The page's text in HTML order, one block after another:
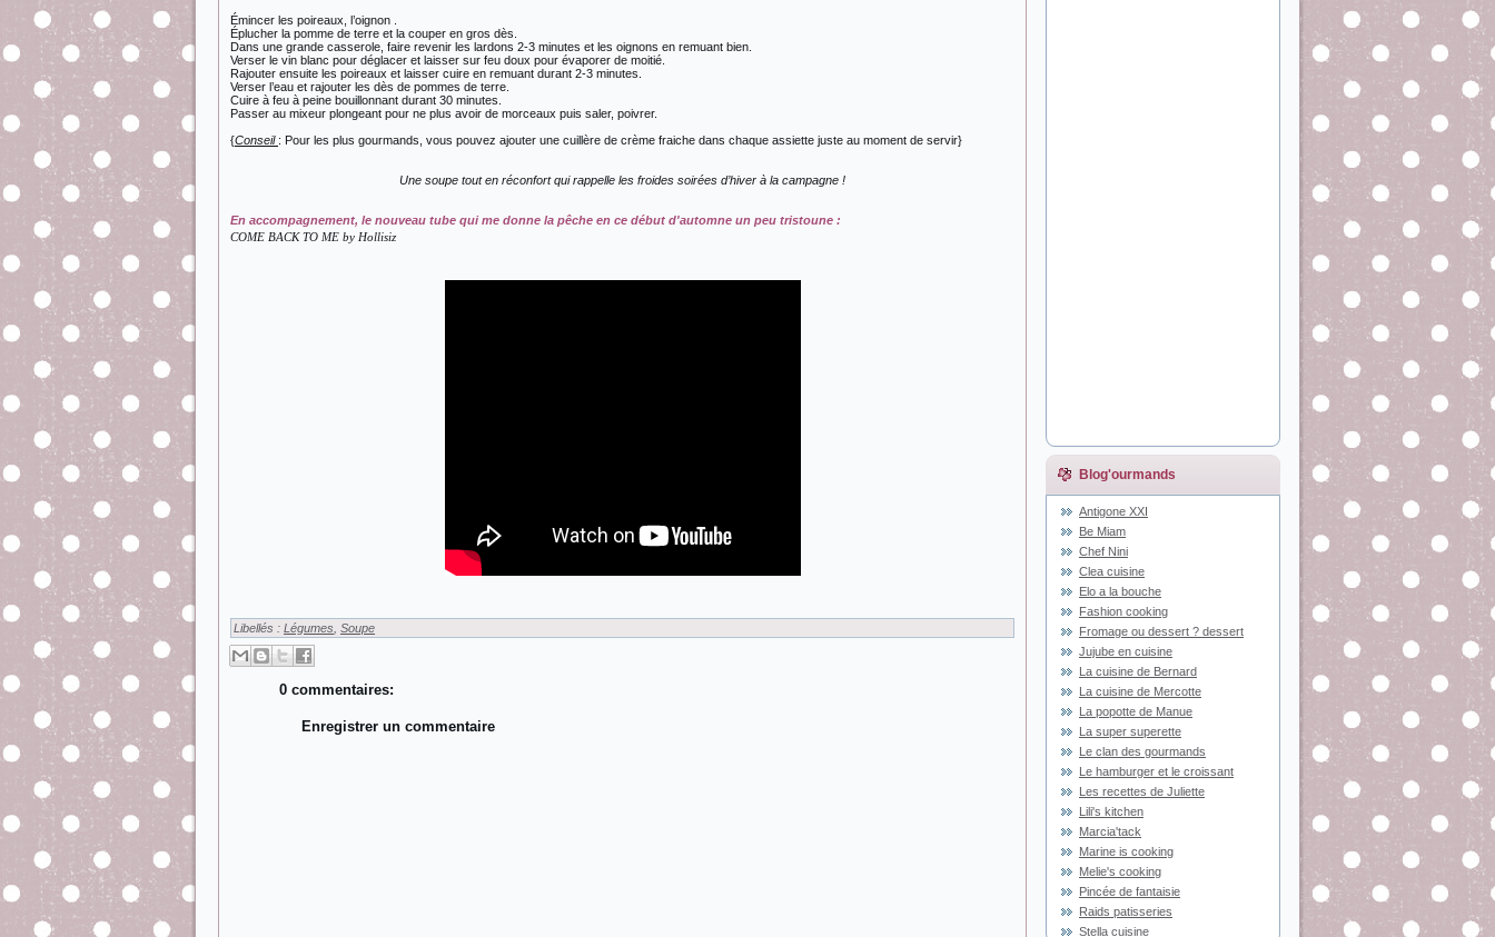
Émincer les poireaux, l’oignon .
Éplucher la pomme de terre et la couper en gros dès.
Dans une grande casserole, faire revenir les lardons 2-3 minutes et les oignons en remuant bien.
Verser le vin blanc pour déglacer et laisser sur feu doux pour évaporer de moitié.
Rajouter ensuite les poireaux et laisser cuire en remuant durant 2-3 minutes.
Verser l’eau et rajouter les dès de pommes de terre.
Cuire à feu à peine bouillonnant durant 30 minutes.
Passer au mixeur plongeant pour ne plus avoir de morceaux puis saler, poivrer.
{Conseil : Pour les plus gourmands, vous pouvez ajouter une cuillère de crème fraiche dans chaque assiette juste au moment de servir}
Une soupe tout en réconfort qui rappelle les froides soirées d’hiver à la campagne !
En accompagnement, le nouveau tube qui me donne la pêche en ce début d'automne un peu tristoune :
COME BACK TO ME by Hollisiz
Libellés : Légumes Soupe
0 commentaires:
Enregistrer un commentaire
Blog'ourmands
Antigone XXI
Be Miam
Chef Nini
Clea cuisine
Elo a la bouche
Fashion cooking
Fromage ou dessert ? dessert
Jujube en cuisine
La cuisine de Bernard
La cuisine de Mercotte
La popotte de Manue
La super superette
Le clan des gourmands
Le hamburger et le croissant
Les recettes de Juliette
Lili's kitchen
Marcia'tack
Marine is cooking
Melie's cooking
Pincée de fantaisie
Raids patisseries
Stella cuisine